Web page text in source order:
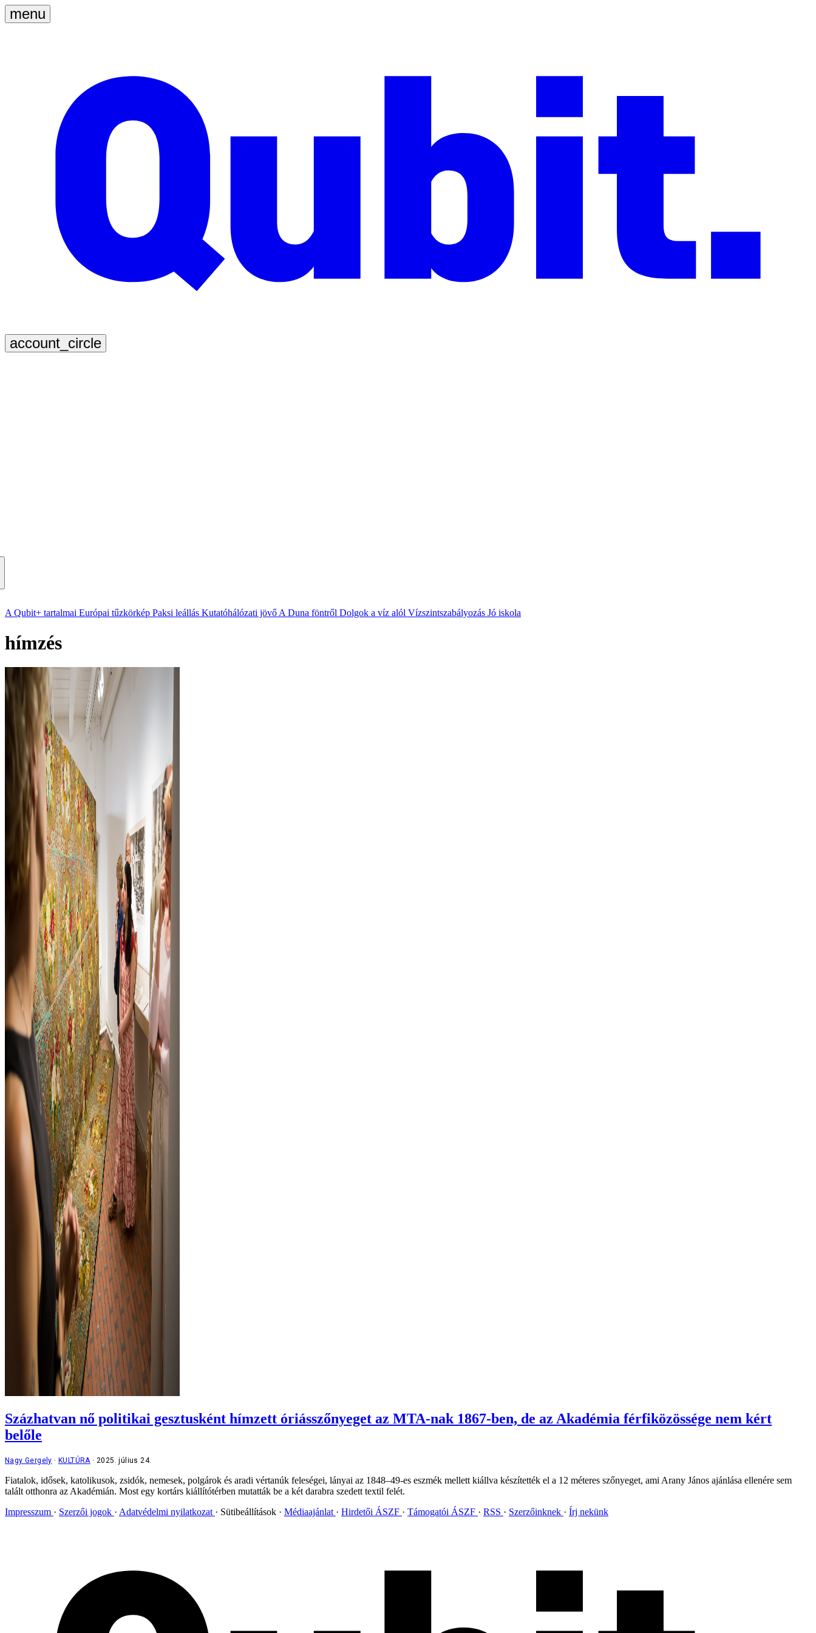
A Qubit+ tartalmai Európai tűzkörkép Paksi leállás Kutatóhálózati jövő A Duna föntről Dolgok a víz alól Vízszintszabályozás Jó iskola
hímzés
Százhatvan nő politikai gesztusként hímzett óriásszőnyeget az MTA-nak 1867-ben, de az Akadémia férfiközössége nem kért
belőle
Nagy Gergely KULTÚRA 2025. július 24.
Fiatalok, idősek, katolikusok, zsidók, nemesek, polgárok és aradi vértanúk feleségei, lányai az 1848–49-es eszmék mellett kiállva készítették el a 12 méteres szőnyeget, ami Arany János ajánlása ellenére sem
talált otthonra az Akadémián. Most egy kortárs kiállítótérben mutatták be a két darabra szedett textil felét.
Impresszum
Szerzői jogok Adatvédelmi nyilatkozat Sütibeállítások Médiaajánlat Hirdetői ÁSZF Támogatói ÁSZF RSS Szerzőinknek Írj nekünk